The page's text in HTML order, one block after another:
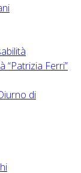
“Patrizia Ferri”
di